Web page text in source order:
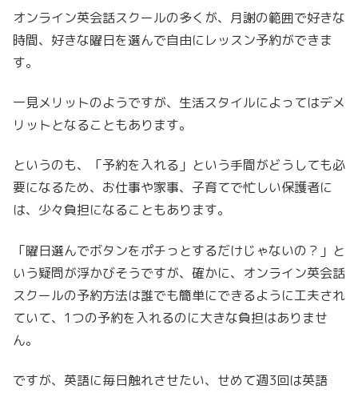
オンライン英会話スクールの多くが、月謝の範囲で好きな
時間、好きな曜日を選んで自由にレッスン予約ができま
す。
一見メリットのようですが、生活スタイルによってはデメ
リットとなることもあります。
というのも、「予約を入れる」という手間がどうしても必
要になるため、お仕事や家事、子育てで忙しい保護者に
は、少々負担になることもあります。
「曜日選んでボタンをポチっとするだけじゃないの？」と
いう疑問が浮かびそうですが、確かに、オンライン英会話
スクールの予約方法は誰でも簡単にできるように工夫され
ていて、1つの予約を入れるのに大きな負担はありませ
ん。
ですが、英語に毎日触れさせたい、せめて週3回は英語